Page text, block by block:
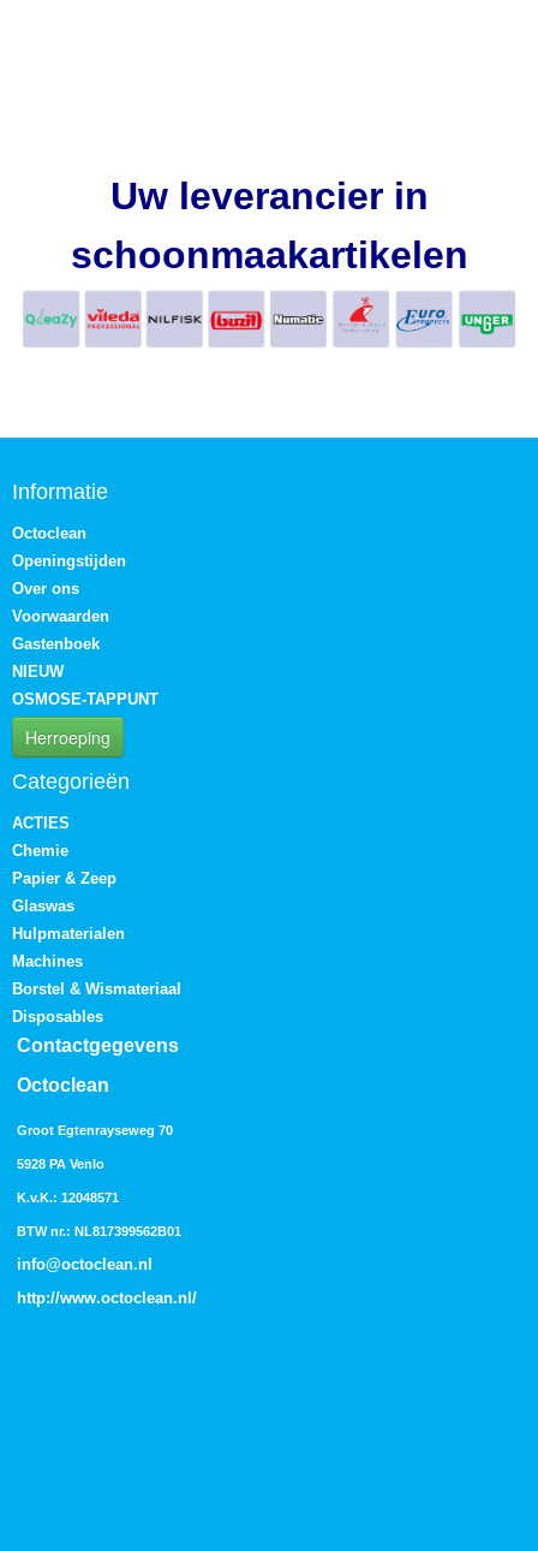
Uw leverancier in
schoonmaakartikelen
Informatie
Octoclean
Openingstijden
Over ons
Voorwaarden
Gastenboek
NIEUW
OSMOSE-TAPPUNT
Herroeping
Categorieën
ACTIES
Chemie
Papier & Zeep
Glaswas
Hulpmaterialen
Machines
Borstel & Wismateriaal
Disposables
Contactgegevens
Octoclean
Groot Egtenrayseweg 70
5928 PA Venlo
K.v.K.: 12048571
BTW nr.: NL817399562B01
info@octoclean.nl
http://www.octoclean.nl /